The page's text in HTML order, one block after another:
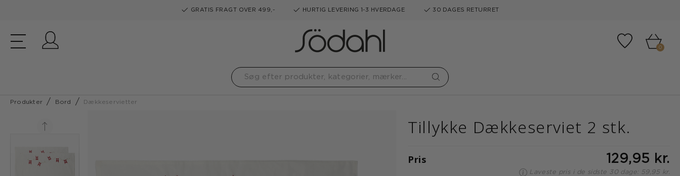
GRATIS FRAGT OVER 499,- HURTIG LEVERING 1-3 HVERDAGE 30 DAGES RETURRET
Tilføj til
0
Produkter Bord Dækkeservietter
Tillykke Dækkeserviet 2 stk.
Pris 129,95 kr.
Laveste pris i de sidste 30 dage: 59,95 kr.